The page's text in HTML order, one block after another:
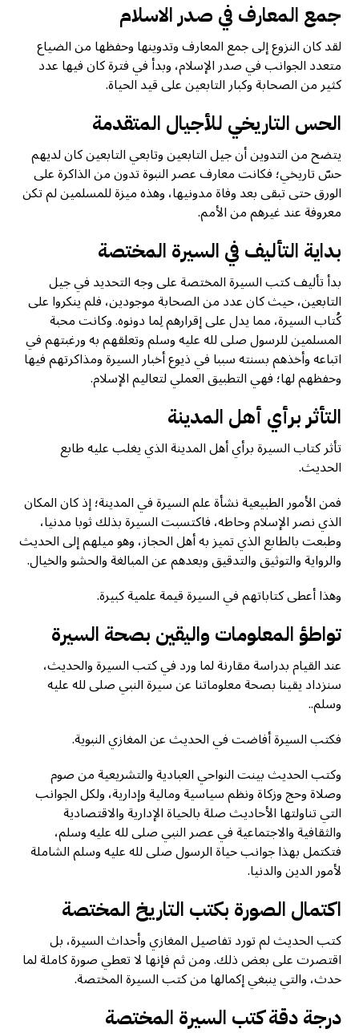
جمع المعارف في صدر الاسلام
لقد كان النزوع إلى جمع المعارف وتدوينها وحفظها من الضياع
متعدد الجوانب في صدر الإسلام، وبدأ في فترة كان فيها عدد
كثير من الصحابة وكبار التابعين على قيد الحياة.
الحس التاريخي للأجيال المتقدمة
يتضح من التدوين أن جيل التابعين وتابعي التابعين كان لديهم
حسّ تاريخي؛ فكانت معارف عصر النبوة تدون من الذاكرة على
الورق حتى تبقى بعد وفاة مدونيها، وهذه ميزة للمسلمين لم تكن
معروفة عند غيرهم من الأمم.
بداية التأليف في السيرة المختصة
بدأ تأليف كتب السيرة المختصة على وجه التحديد في جيل
التابعين، حيث كان عدد من الصحابة موجودين، فلم ينكروا على
كُتاب السيرة، مما يدل على إقرارهم لِما دونوه. وكانت محبة
المسلمين للرسول صلى لله عليه وسلم وتعلقهم به ورغبتهم في
اتباعه وأخذهم بسنته سببا في ذيوع أخبار السيرة ومذاكرتهم فيها
وحفظهم لها؛ فهي التطبيق العملي لتعاليم الإسلام.
التأثر برأي أهل المدينة
تأثر كتاب السيرة برأي أهل المدينة الذي يغلب عليه طابع
الحديث.
فمن الأمور الطبيعية نشأة علم السيرة في المدينة؛ إذ كان المكان
الذي نصر الإسلام وحاطه، فاكتسبت السيرة بذلك ثوبا مدنيا،
وطبعت بالطابع الذي تميز به أهل الحجاز، وهو ميلهم إلى الحديث
والرواية والتوثيق والتدقيق وبعدهم عن المبالغة والحشو والخيال.
وهذا أعطى كتاباتهم في السيرة قيمة علمية كبيرة.
تواطؤ المعلومات واليقين بصحة السيرة
عند القيام بدراسة مقارنة لما ورد في كتب السيرة والحديث،
سنزداد يقينا بصحة معلوماتنا عن سيرة النبي صلى لله عليه
وسلم..
فكتب السيرة أفاضت في الحديث عن المغازي النبوية.
وكتب الحديث بينت النواحي العبادية والتشريعية من صوم
وصلاة وحج وزكاة ونظم سياسية ومالية وإدارية، ولكل الجوانب
التي تناولتها الأحاديث صلة بالحياة الإدارية والاقتصادية
والثقافية والاجتماعية في عصر النبي صلى لله عليه وسلم،
فتكتمل بهذا جوانب حياة الرسول صلى لله عليه وسلم الشاملة
لأمور الدين والدنيا.
اكتمال الصورة بكتب التاريخ المختصة
كتب الحديث لم تورد تفاصيل المغازي وأحداث السيرة، بل
اقتصرت على بعض ذلك. ومن ثم فإنها لا تعطي صورة كاملة لما
حدث، والتي ينبغي إكمالها من كتب السيرة المختصة.
درجة دقة كتب السيرة المختصة